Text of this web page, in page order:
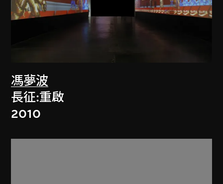
馮夢波
長征:重啟
2010